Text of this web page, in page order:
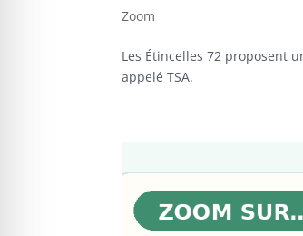
Zoom
Les Étincelles 72 proposent
appelé TSA.